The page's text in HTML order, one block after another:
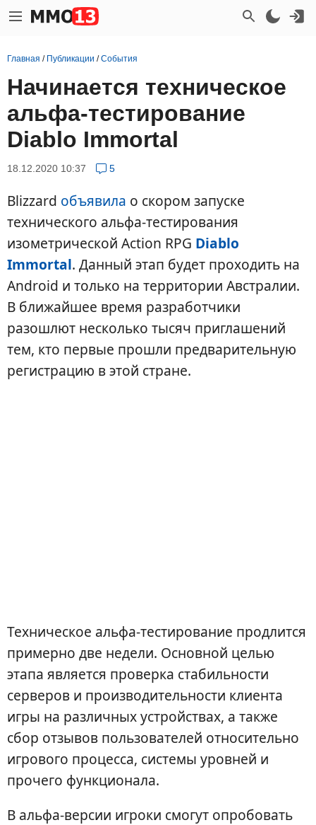
Главная / Публикации /События
Начинается техническое
альфа-тестирование
Diablo Immortal
18.12.2020 10:37 5
Blizzard объявила о скором запуске
технического альфа-тестирования
изометрической Action RPG Diablo
Immortal. Данный этап будет проходить на
Android и только на территории Австралии.
В ближайшее время разработчики
разошлют несколько тысяч приглашений
тем, кто первые прошли предварительную
регистрацию в этой стране.
Техническое альфа-тестирование продлится
примерно две недели. Основной целью
этапа является проверка стабильности
серверов и производительности клиента
игры на различных устройствах, а также
сбор отзывов пользователей относительно
игрового процесса, системы уровней и
прочего функционала.
В альфа-версии игроки смогут опробовать